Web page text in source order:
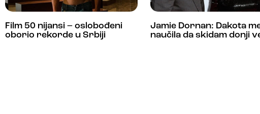
Film 50 nijansi – oslobođeni
oborio rekorde u Srbiji
Jamie Dornan: Dakota
naučila da skidam donji